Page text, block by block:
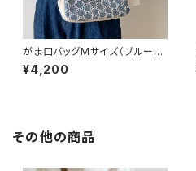
がま口バッグMサイズ（ブルーサ
ークルレース）
¥4,200
その他の商品